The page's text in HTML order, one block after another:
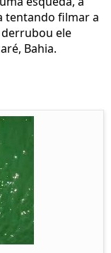
tentando filmar a
ele
Bahia.